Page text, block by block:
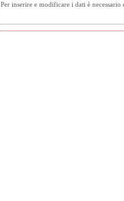
Per inserire e modificare i dati è necessario